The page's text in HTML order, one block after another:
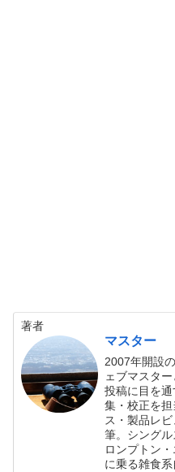
著者
マスター
2007年開設
ェブマスタ
投稿に目を
集・校正を
ス・製品レ
筆。シング
ロンプトン
に乗る雑食系